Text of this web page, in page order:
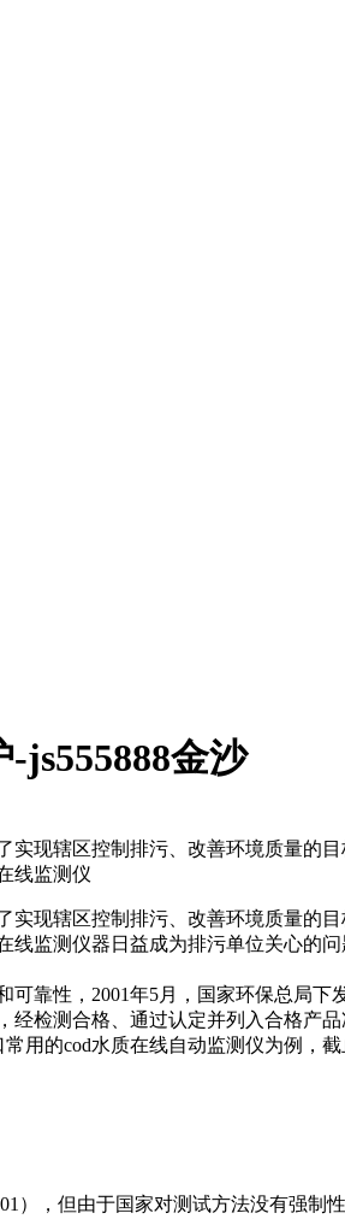
js555888金沙
现辖区控制排污、改善环境质量的
线监测仪
现辖区控制排污、改善环境质量的
监测仪器日益成为排污单位关心的
性，2001年5月，国家环保总局下
检测合格、通过认定并列入合格产
用的cod水质在线自动监测仪为例，
，但由于国家对测试方法没有强制